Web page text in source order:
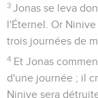
3 Jonas se leva
l'Éternel. Or
trois journées de
4 Et Jonas
d'une journée ; il
Ninive sera